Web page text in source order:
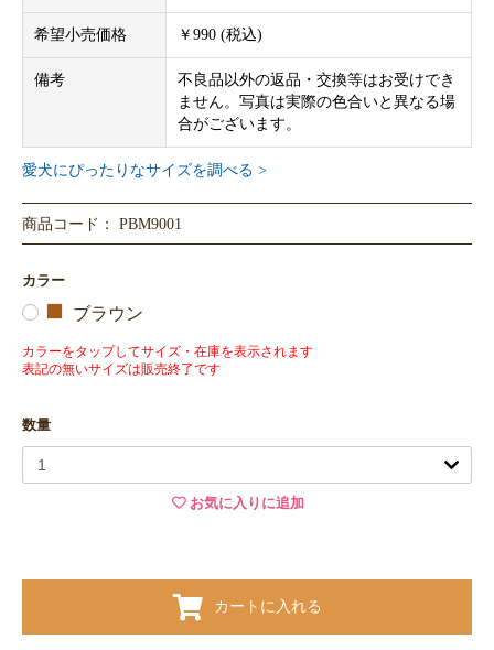
希望小売価格 ￥990 (税込)
備考
不良品以外の返品・交換等はお受けでき
ません。写真は実際の色合いと異なる場
合がございます。
愛犬にぴったりなサイズを調べる >
商品コード： PBM9001
カラー
ブラウン
カラーをタップしてサイズ・在庫を表示されます
表記の無いサイズは販売終了です
数量
お気に入りに追加
カートに入れる